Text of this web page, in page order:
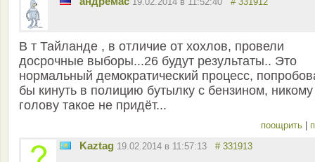
В т Тайланде , в отличие от хохлов, провели
досрочные выборы...26 будут результаты.. Это
нормальный демократический процесс,
бы кинуть в полицию бутылку с бензином,
голову такое не придёт...
поощрить
Kaztag 19.02.2014 в 11:57:13 # 331913